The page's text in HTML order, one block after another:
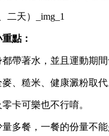
點：
帶著水，並且運動期間
、糙米、健康澱粉取代
卡可樂也不行唷。
多餐，一餐的份量不